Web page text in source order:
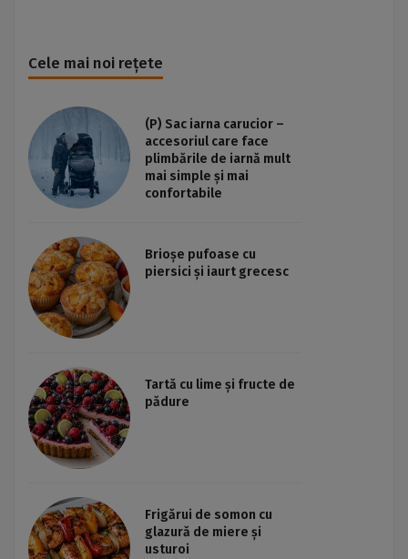
Cele mai noi rețete
(P) Sac iarna carucior –
accesoriul care face
plimbările de iarnă mult
mai simple și mai
confortabile
Brioșe pufoase cu
piersici și iaurt grecesc
Tartă cu lime și fructe de
pădure
Frigărui de somon cu
glazură de miere și
usturoi